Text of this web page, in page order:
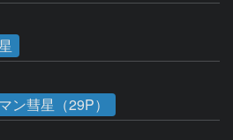
ン彗星（29P）